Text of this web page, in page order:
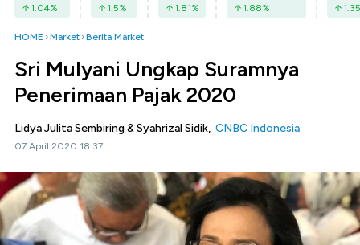
1.04% 1.5% 1.81% 1.88% 1.35
HOME Market Berita Market
Sri Mulyani Ungkap Suramnya
Penerimaan Pajak 2020
Lidya Julita Sembiring & Syahrizal Sidik, CNBC Indonesia
07 April 2020 18:37